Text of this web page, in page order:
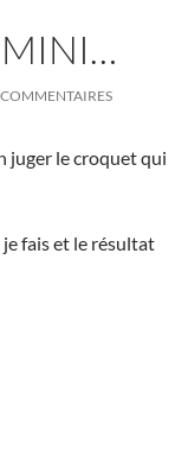
MINI…
juger le croquet qui
je fais et le résultat